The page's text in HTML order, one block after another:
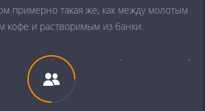
примерно такая же, как между молотым
кофе и растворимым из банки.